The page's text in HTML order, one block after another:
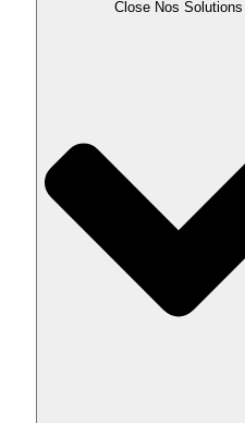
Close Nos Solutions